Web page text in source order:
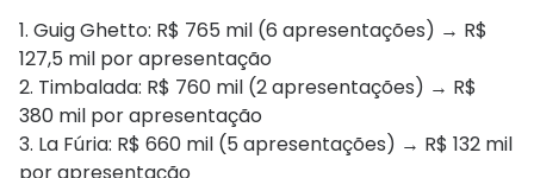
1. Guig Ghetto: R$ 765 mil (6 apresentações) → R$
127,5 mil por apresentação
2. Timbalada: R$ 760 mil (2 apresentações) → R$
380 mil por apresentação
3. La Fúria: R$ 660 mil (5 apresentações) → R$ 132 mil